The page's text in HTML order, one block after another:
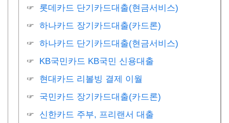
롯데카드 단기카드대출(현금서비스)
하나카드 장기카드대출(카드론)
하나카드 단기카드대출(현금서비스)
KB국민카드 KB국민 신용대출
현대카드 리볼빙 결제 이월
국민카드 장기카드대출(카드론)
신한카드 주부, 프리랜서 대출